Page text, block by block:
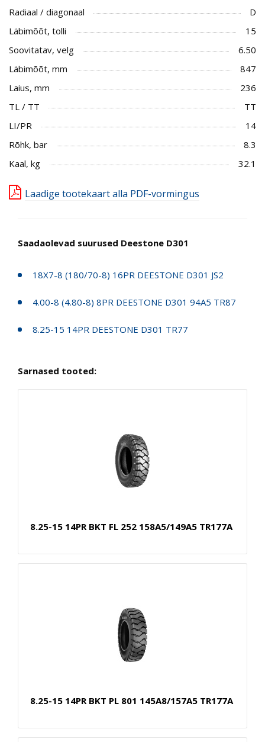
Radiaal / diagonaal
D
Läbimõõt, tolli
15
Soovitatav, velg
6.50
Läbimõõt, mm
847
Laius, mm
236
TL / TT
TT
LI/PR
14
Rõhk, bar
8.3
Kaal, kg
32.1
Laadige tootekaart alla PDF-vormingus
Saadaolevad suurused Deestone D301
18X7-8 (180/70-8) 16PR DEESTONE D301 JS2
4.00-8 (4.80-8) 8PR DEESTONE D301 94A5 TR87
8.25-15 14PR DEESTONE D301 TR77
Sarnased tooted:
8.25-15 14PR BKT FL 252 158A5/149A5 TR177A
8.25-15 14PR BKT PL 801 145A8/157A5 TR177A